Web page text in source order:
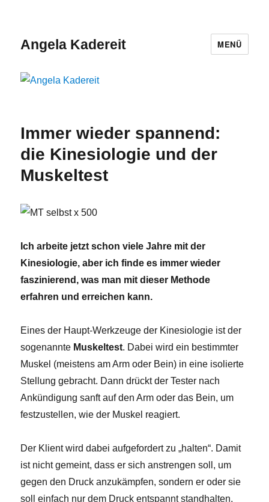
Angela Kadereit MENÜ
Immer wieder spannend:
die Kinesiologie und der
Muskeltest
Ich arbeite jetzt schon viele Jahre mit der
Kinesiologie, aber ich finde es immer wieder
faszinierend, was man mit dieser Methode
erfahren und erreichen kann.
Eines der Haupt-Werkzeuge der Kinesiologie ist der
sogenannte Muskeltest. Dabei wird ein bestimmter
Muskel (meistens am Arm oder Bein) in eine isolierte
Stellung gebracht. Dann drückt der Tester nach
Ankündigung sanft auf den Arm oder das Bein, um
festzustellen, wie der Muskel reagiert.
Der Klient wird dabei aufgefordert zu „halten“. Damit
ist nicht gemeint, dass er sich anstrengen soll, um
gegen den Druck anzukämpfen, sondern er oder sie
soll einfach nur dem Druck entspannt standhalten,